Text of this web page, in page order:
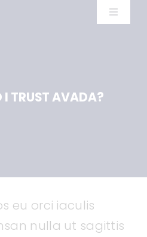
Toggle
I TRUST AVADA?
eu orci iaculis
nulla ut sagittis